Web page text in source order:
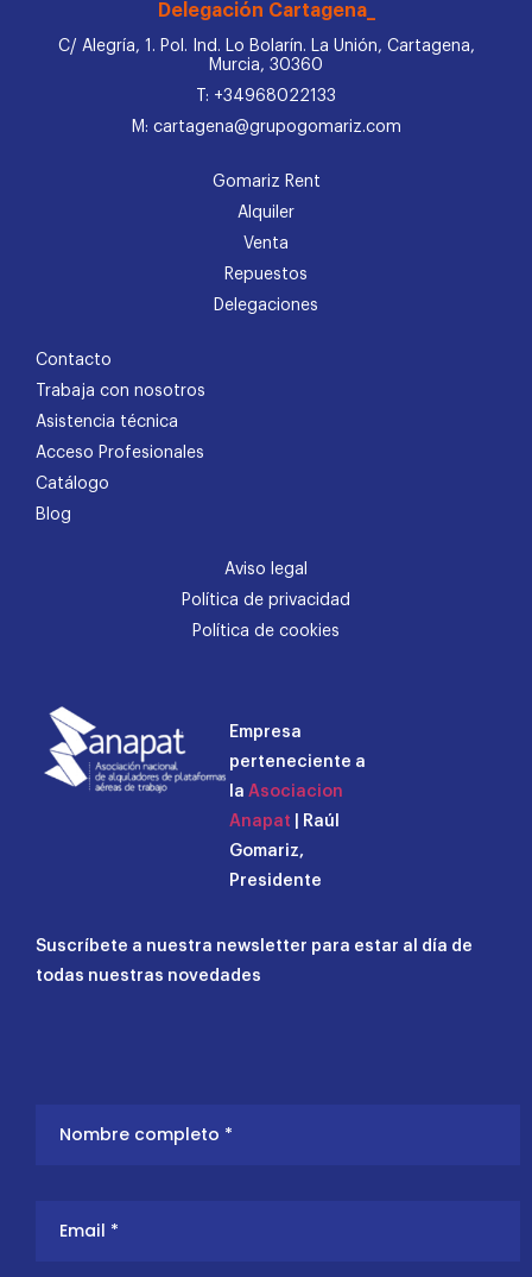
Delegación Cartagena_
C/ Alegría, 1. Pol. Ind. Lo Bolarín. La Unión, Cartagena,
Murcia, 30360
T: +34968022133
M: cartagena@grupogomariz.com
Gomariz Rent
Alquiler
Venta
Repuestos
Delegaciones
Contacto
Trabaja con nosotros
Asistencia técnica
Acceso Profesionales
Catálogo
Blog
Aviso legal
Política de privacidad
Política de cookies
Empresa
perteneciente a
la Asociacion
Anapat | Raúl
Gomariz,
Presidente
Suscríbete a nuestra newsletter para estar al día de
todas nuestras novedades